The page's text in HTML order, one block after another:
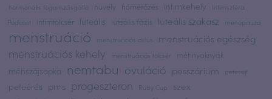
hormonális fogamzásgátló hüvely hőmérőzés intimkehely
Intimszféra
Podcast
intimtölcsér luteális luteális fázis luteális szakasz menopauza
menstruáció menstruációs ciklus menstruációs egészség
menstruációs kehely menstruációs tölcsér méhnyaknyák
méhszájsapka nemtabu ovuláció pesszárium petesejt
peteérés pms progeszteron Ruby Cup szex